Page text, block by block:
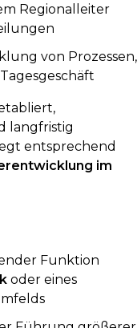
Regionalleiter
von Prozessen,
langfristig
entsprechend
im
Funktion
oder eines